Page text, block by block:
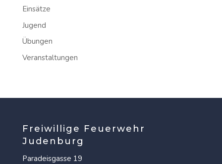
Einsätze
Jugend
Übungen
Veranstaltungen
Freiwillige Feuerwehr
Judenburg
Paradeisgasse 19